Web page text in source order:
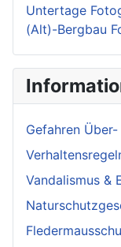
Untertage
(Alt)-Bergbau
Gefahren
Vandalismus &